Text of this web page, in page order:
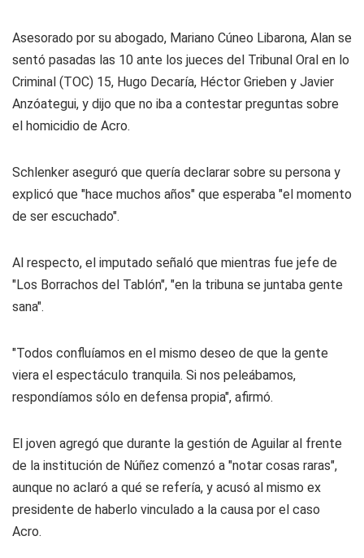
Asesorado por su abogado, Mariano Cúneo Libarona, Alan se
sentó pasadas las 10 ante los jueces del Tribunal Oral en lo
Criminal (TOC) 15, Hugo Decaría, Héctor Grieben y Javier
Anzóategui, y dijo que no iba a contestar preguntas sobre
el homicidio de Acro.
Schlenker aseguró que quería declarar sobre su persona y
explicó que "hace muchos años" que esperaba "el momento
de ser escuchado".
Al respecto, el imputado señaló que mientras fue jefe de
"Los Borrachos del Tablón", "en la tribuna se juntaba gente
sana".
"Todos confluíamos en el mismo deseo de que la gente
viera el espectáculo tranquila. Si nos peleábamos,
respondíamos sólo en defensa propia", afirmó.
El joven agregó que durante la gestión de Aguilar al frente
de la institución de Núñez comenzó a "notar cosas raras",
aunque no aclaró a qué se refería, y acusó al mismo ex
presidente de haberlo vinculado a la causa por el caso
Acro.